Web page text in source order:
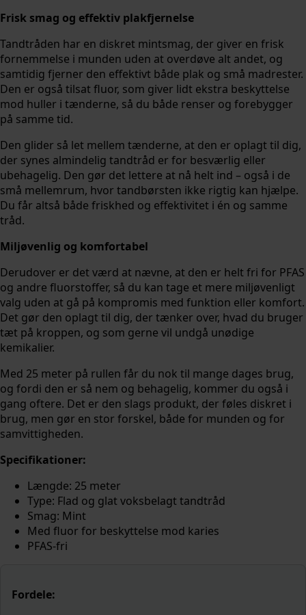
Frisk smag og effektiv plakfjernelse
Tandtråden har en diskret mintsmag, der giver en frisk
fornemmelse i munden uden at overdøve alt andet, og
samtidig fjerner den effektivt både plak og små madrester.
Den er også tilsat fluor, som giver lidt ekstra beskyttelse
mod huller i tænderne, så du både renser og forebygger
på samme tid.
Den glider så let mellem tænderne, at den er oplagt til dig,
der synes almindelig tandtråd er for besværlig eller
ubehagelig. Den gør det lettere at nå helt ind – også i de
små mellemrum, hvor tandbørsten ikke rigtig kan hjælpe.
Du får altså både friskhed og effektivitet i én og samme
tråd.
Miljøvenlig og komfortabel
Derudover er det værd at nævne, at den er helt fri for PFAS
og andre fluorstoffer, så du kan tage et mere miljøvenligt
valg uden at gå på kompromis med funktion eller komfort.
Det gør den oplagt til dig, der tænker over, hvad du bruger
tæt på kroppen, og som gerne vil undgå unødige
kemikalier.
Med 25 meter på rullen får du nok til mange dages brug,
og fordi den er så nem og behagelig, kommer du også i
gang oftere. Det er den slags produkt, der føles diskret i
brug, men gør en stor forskel, både for munden og for
samvittigheden.
Specifikationer:
Længde: 25 meter
Type: Flad og glat voksbelagt tandtråd
Smag: Mint
Med fluor for beskyttelse mod karies
PFAS-fri
Fordele: